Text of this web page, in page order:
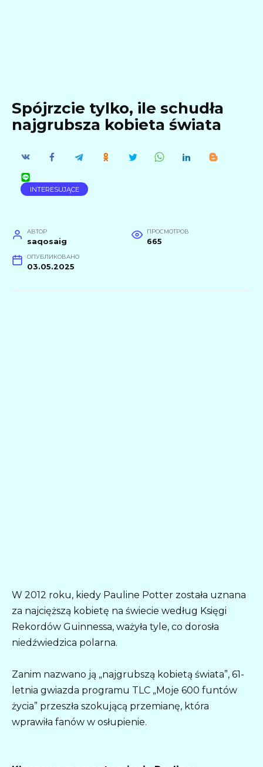
Spójrzcie tylko, ile schudła
najgrubsza kobieta świata
INTERESUJĄCE
АВТОР
saqosaig
ПРОСМОТРОВ
665
ОПУБЛИКОВАНО
03.05.2025
W 2012 roku, kiedy Pauline Potter została uznana
za najcięższą kobietę na świecie według Księgi
Rekordów Guinnessa, ważyła tyle, co dorosła
niedźwiedzica polarna.
Zanim nazwano ją „najgrubszą kobietą świata”, 61-
letnia gwiazda programu TLC „Moje 600 funtów
życia” przeszła szokującą przemianę, która
wprawiła fanów w osłupienie.